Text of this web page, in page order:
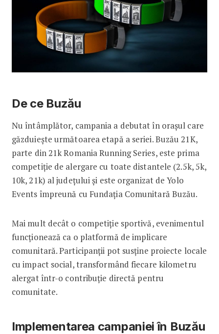
De ce Buzău
Nu întâmplător, campania a debutat în orașul care
găzduiește următoarea etapă a seriei. Buzău 21K,
parte din 21k Romania Running Series, este prima
competiție de alergare cu toate distantele (2.5k, 5k,
10k, 21k) al județului și este organizat de Yolo
Events împreună cu Fundația Comunitară Buzău.
Mai mult decât o competiție sportivă, evenimentul
funcționează ca o platformă de implicare
comunitară. Participanții pot susține proiecte locale
cu impact social, transformând fiecare kilometru
alergat într-o contribuție directă pentru
comunitate.
Implementarea campaniei în Buzău